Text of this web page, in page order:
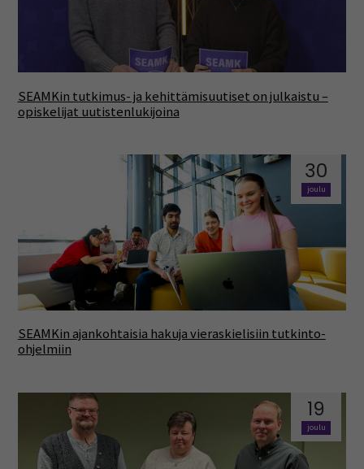
SEAMKin tutkimus- ja kehittämisuutiset on julkaistu –
opiskelijat uutistenlukijoina
30
joulu
SEAMKin ajankohtaisia hakuja vieraskielisiin tutkinto-
ohjelmiin
19
joulu